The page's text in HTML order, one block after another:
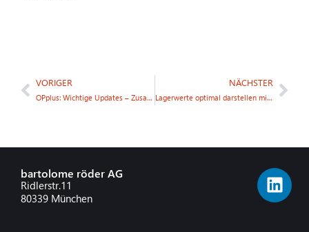
VORIGER
OPplus: Wichtige Updates – Zusatzmodul NAV Finanzmanagement
NÄCHSTER
Lagerwerte optimal darstellen mit Hilfe eines Zusatzmodules
bartolome röder AG
Ridlerstr.11
80339 München